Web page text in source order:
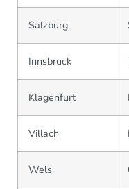
Salzburg
Innsbruck
Klagenfurt
Villach
Wels